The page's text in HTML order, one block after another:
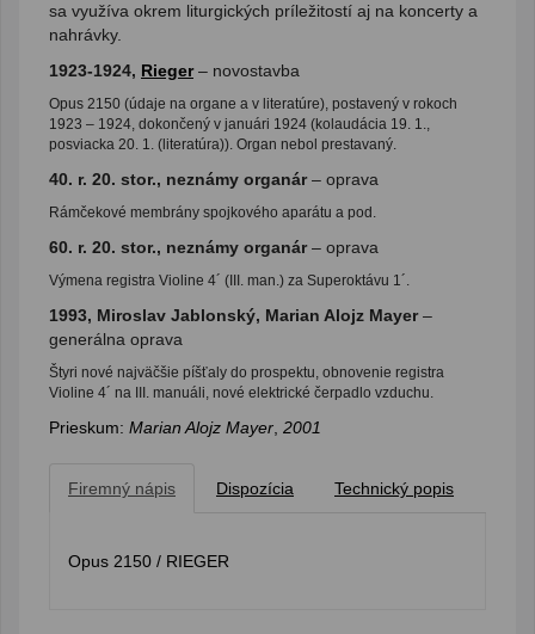
sa využíva okrem liturgických príležitostí aj na koncerty a
nahrávky.
1923-1924, Rieger– novostavba
Opus 2150 (údaje na organe a v literatúre), postavený v rokoch
1923 – 1924, dokončený v januári 1924 (kolaudácia 19. 1.,
posviacka 20. 1. (literatúra)). Organ nebol prestavaný.
40. r. 20. stor., neznámy organár– oprava
Rámčekové membrány spojkového aparátu a pod.
60. r. 20. stor., neznámy organár– oprava
Výmena registra Violine 4´ (III. man.) za Superoktávu 1´.
1993, Miroslav Jablonský, Marian Alojz Mayer–
generálna oprava
Štyri nové najväčšie píšťaly do prospektu, obnovenie registra
Violine 4´ na III. manuáli, nové elektrické čerpadlo vzduchu.
Prieskum: Marian Alojz Mayer 2001
Firemný nápis Dispozícia Technický popis
Opus 2150 / RIEGER